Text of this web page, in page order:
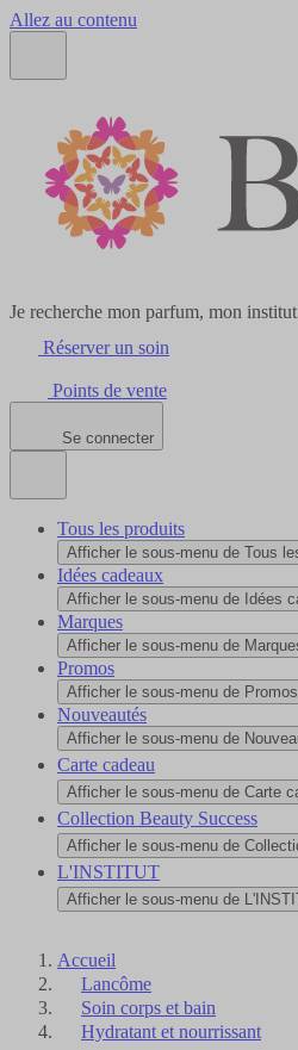
Allez au contenu
Je recherche mon parfum, mon
Réserver un soin
Points de vente
Se connecter
Tous les produits
Afficher le sous-menu de Tous
Idées cadeaux
Afficher le sous-menu de Idées
Marques
Afficher le sous-menu de
Promos
Afficher le sous-menu de Promos
Nouveautés
Afficher le sous-menu de
Carte cadeau
Afficher le sous-menu de Carte
Collection Beauty Success
Afficher le sous-menu de
L'INSTITUT
Afficher le sous-menu de
Accueil
Lancôme
Soin corps et bain
Hydratant et nourrissant